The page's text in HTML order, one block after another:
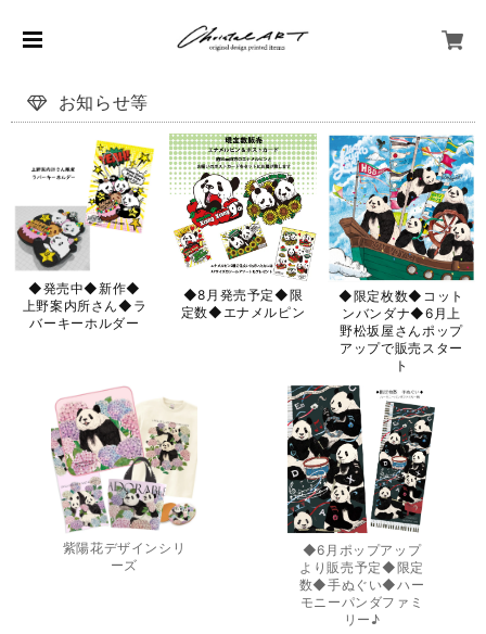
お知らせ等
◆発売中◆新作◆
上野案内所さん◆ラ
バーキーホルダー
◆8月発売予定◆限
定数◆エナメルピン
◆限定枚数◆コット
ンバンダナ◆6月上
野松坂屋さんポップ
アップで販売スター
ト
紫陽花デザインシリ
ーズ
◆6月ポップアップ
より販売予定◆限定
数◆手ぬぐい◆ハー
モニーパンダファミ
リー♪